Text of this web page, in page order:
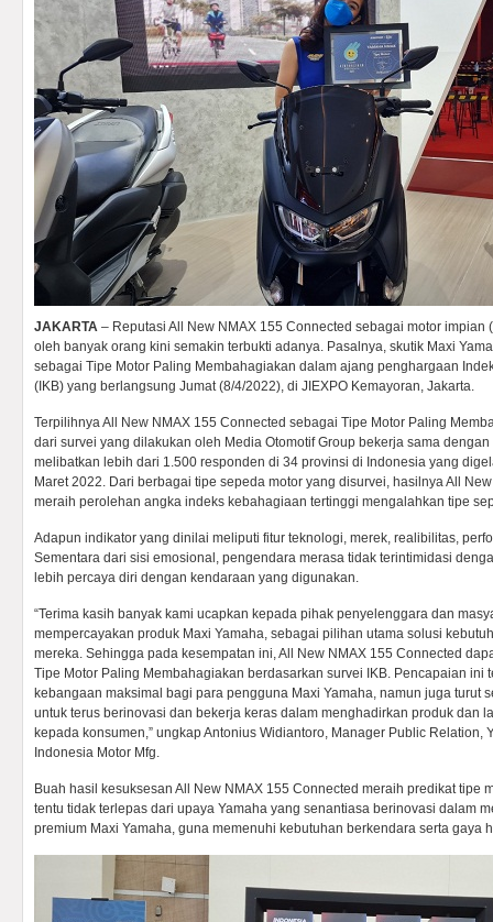
JAKARTA – Reputasi All New NMAX 155 Connected sebagai motor impian
oleh banyak orang kini semakin terbukti adanya. Pasalnya, skutik Maxi
sebagai Tipe Motor Paling Membahagiakan dalam ajang penghargaan
(IKB) yang berlangsung Jumat (8/4/2022), di JIEXPO Kemayoran, Jakarta.
Terpilihnya All New NMAX 155 Connected sebagai Tipe Motor Paling
dari survei yang dilakukan oleh Media Otomotif Group bekerja sama
melibatkan lebih dari 1.500 responden di 34 provinsi di Indonesia yang
Maret 2022. Dari berbagai tipe sepeda motor yang disurvei, hasilnya All
meraih perolehan angka indeks kebahagiaan tertinggi mengalahkan tipe
Adapun indikator yang dinilai meliputi fitur teknologi, merek, realibilitas,
Sementara dari sisi emosional, pengendara merasa tidak terintimidasi
lebih percaya diri dengan kendaraan yang digunakan.
“Terima kasih banyak kami ucapkan kepada pihak penyelenggara dan
mempercayakan produk Maxi Yamaha, sebagai pilihan utama solusi
mereka. Sehingga pada kesempatan ini, All New NMAX 155 Connected
Tipe Motor Paling Membahagiakan berdasarkan survei IKB. Pencapaian ini
kebangaan maksimal bagi para pengguna Maxi Yamaha, namun juga turut
untuk terus berinovasi dan bekerja keras dalam menghadirkan produk dan
kepada konsumen,” ungkap Antonius Widiantoro, Manager Public Relation,
Indonesia Motor Mfg.
Buah hasil kesuksesan All New NMAX 155 Connected meraih predikat tipe
tentu tidak terlepas dari upaya Yamaha yang senantiasa berinovasi dalam
premium Maxi Yamaha, guna memenuhi kebutuhan berkendara serta gaya